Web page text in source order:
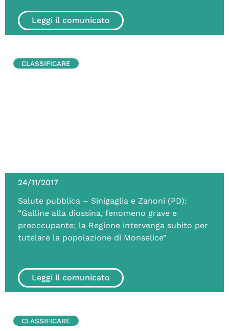
Leggi il comunicato
24/11/2017
Salute pubblica – Sinigaglia e Zanoni (PD):
“Galline alla diossina, fenomeno grave e
preoccupante; la Regione intervenga subito per
tutelare la popolazione di Monselice”
Leggi il comunicato
CLASSIFICARE
CLASSIFICARE